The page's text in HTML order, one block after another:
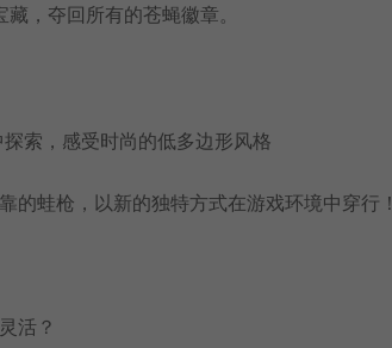
，夺回所有的苍蝇徽章。
索，感受时尚的低多边形风格
蛙枪，以新的独特方式在游戏环境中穿行！
活？